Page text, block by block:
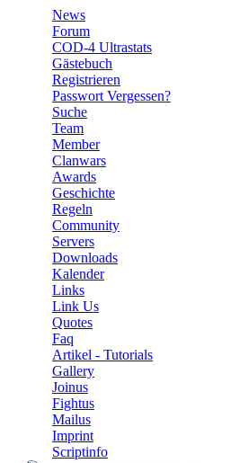
News
Forum
COD-4 Ultrastats
Gästebuch
Registrieren
Passwort Vergessen?
Suche
Team
Member
Clanwars
Awards
Geschichte
Regeln
Community
Servers
Downloads
Kalender
Links
Link Us
Quotes
Faq
Artikel - Tutorials
Gallery
Joinus
Fightus
Mailus
Imprint
Scriptinfo